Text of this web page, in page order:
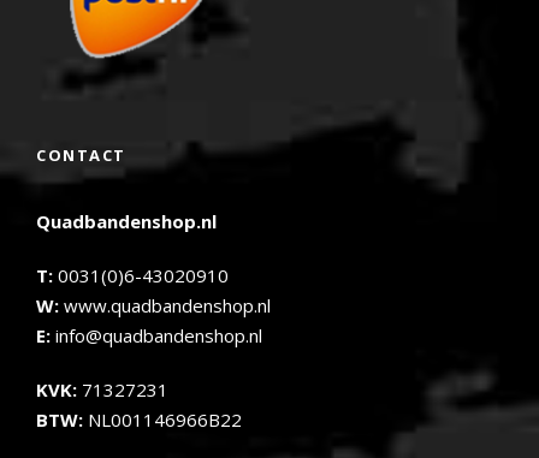
CONTACT
Quadbandenshop.nl
T: 0031(0)6-43020910
W: www.quadbandenshop.nl
E: info@quadbandenshop.nl
KVK: 71327231
BTW: NL001146966B22